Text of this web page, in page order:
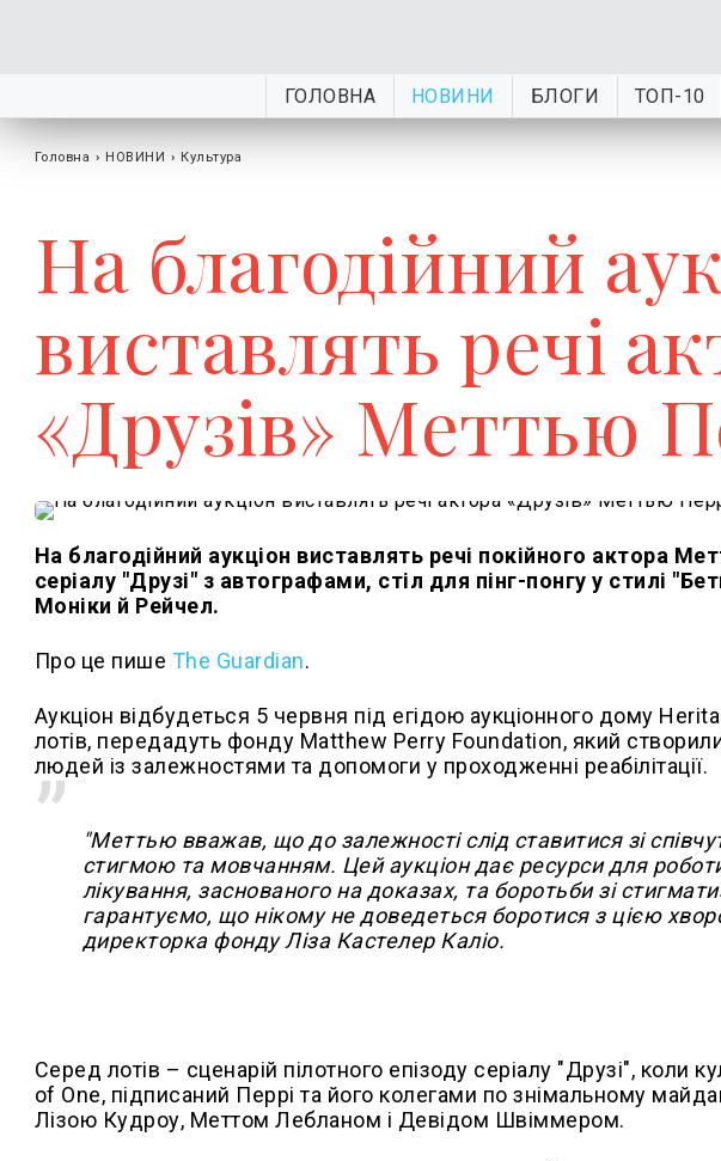
ГОЛОВНА НОВИНИ БЛОГИ ТОП-10
Головна › НОВИНИ › Культура
На благодійний
виставлять речі
«Друзів» Меттью
На благодійний аукціон виставлять речі покійного актора
серіалу "Друзі" з автографами, стіл для пінг-понгу у стилі
Моніки й Рейчел.
Про це пише The Guardian.
Аукціон відбудеться 5 червня під егідою аукціонного дому
лотів, передадуть фонду Matthew Perry Foundation, який
людей із залежностями та допомоги у проходженні реабілітації.
"Меттью вважав, що до залежності слід ставитися зі
стигмою та мовчанням. Цей аукціон дає ресурси для
лікування, заснованого на доказах, та боротьби зі
гарантуємо, що нікому не доведеться боротися з цією
директорка фонду Ліза Кастелер Каліо.
Серед лотів – сценарій пілотного епізоду серіалу "Друзі", коли
of One, підписаний Перрі та його колегами по знімальному
Лізою Кудроу, Меттом Лебланом і Девідом Швіммером.